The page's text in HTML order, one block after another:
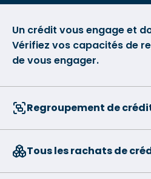
Un crédit vous engage et
Vérifiez vos capacités de
de vous engager.
Regroupement de
Tous les rachats de